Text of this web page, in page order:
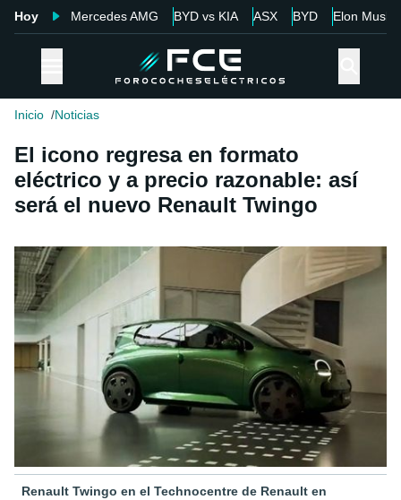
Hoy Mercedes AMG BYD vs KIA ASX BYD Elon Musk
Inicio Noticias
El icono regresa en formato
eléctrico y a precio razonable: así
será el nuevo Renault Twingo
Renault Twingo en el Technocentre de Renault en